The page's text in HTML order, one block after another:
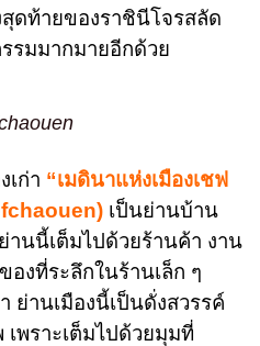
ดท้ายของราชินีโจรสลัด
รมมากมายอีกด้วย
เก่า “เมดินาแห่งเมืองเชฟ
เป็นย่านบ้าน
านนี้เต็มไปด้วยร้านค้า งาน
องที่ระลึกในร้านเล็ก ๆ
ย่านเมืองนี้เป็นดั่งสวรรค์
พราะเต็มไปด้วยมุมที่